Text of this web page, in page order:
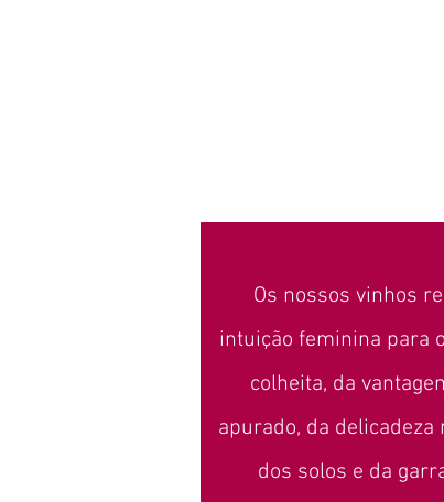
Os nossos vinhos
intuição feminina para
colheita, da
apurado, da delicadeza
dos solos e da